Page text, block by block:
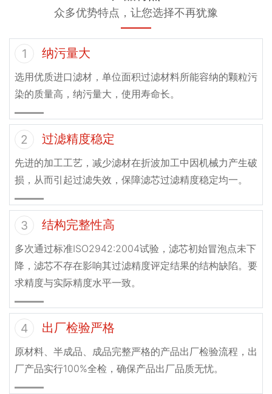
众多优势特点，让您选择不再犹豫
1 纳污量大
选用优质进口滤材，单位面积过滤材料所能容纳的颗粒污
染的质量高，纳污量大，使用寿命长。
2 过滤精度稳定
先进的加工工艺，减少滤材在折波加工中因机械力产生破
损，从而引起过滤失效，保障滤芯过滤精度稳定均一。
3 结构完整性高
多次通过标准ISO2942:2004试验，滤芯初始冒泡点未下
降，滤芯不存在影响其过滤精度评定结果的结构缺陷。要
求精度与实际精度水平一致。
4 出厂检验严格
原材料、半成品、成品完整严格的产品出厂检验流程，出
厂产品实行100%全检，确保产品出厂品质无忧。